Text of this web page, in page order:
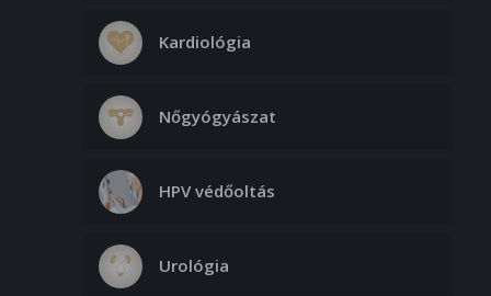
Kardiológia
Nőgyógyászat
HPV védőoltás
Urológia